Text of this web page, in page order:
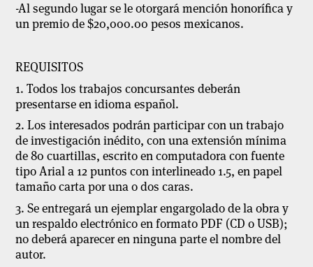
-Al segundo lugar se le otorgará mención honorífica y
un premio de $20,000.00 pesos mexicanos.
REQUISITOS
1. Todos los trabajos concursantes deberán
presentarse en idioma español.
2. Los interesados podrán participar con un trabajo
de investigación inédito, con una extensión mínima
de 80 cuartillas, escrito en computadora con fuente
tipo Arial a 12 puntos con interlineado 1.5, en papel
tamaño carta por una o dos caras.
3. Se entregará un ejemplar engargolado de la obra y
un respaldo electrónico en formato PDF (CD o USB);
no deberá aparecer en ninguna parte el nombre del
autor.